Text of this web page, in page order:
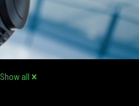
Show all